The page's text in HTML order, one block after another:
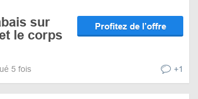
sur
le corps
Profitez de l’offre
5 fois +1